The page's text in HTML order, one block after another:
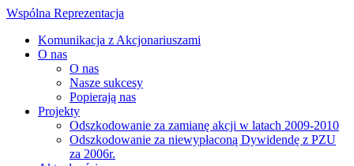
Wspólna Reprezentacja
Komunikacja z Akcjonariuszami
O nas
O nas
Nasze sukcesy
Popierają nas
Projekty
Odszkodowanie za zamianę akcji w latach 2009-2010
Odszkodowanie za niewypłaconą Dywidendę z PZU
za 2006r.